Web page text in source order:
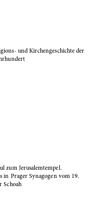
und Kirchengeschichte der
zum Jerusalemtempel.
in Prager Synagogen vom 19.
Schoah